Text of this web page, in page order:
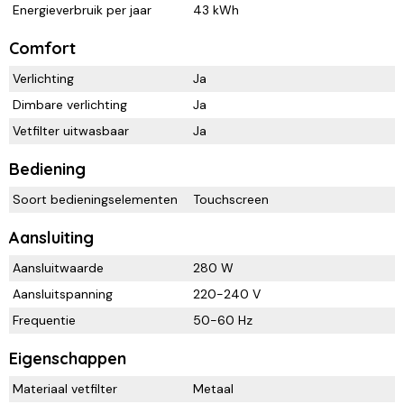
Energieverbruik per jaar 43 kWh
Comfort
Verlichting
Ja
Dimbare verlichting
Ja
Vetfilter uitwasbaar
Ja
Bediening
Soort bedieningselementen Touchscreen
Aansluiting
Aansluitwaarde
280 W
Aansluitspanning
220-240 V
Frequentie
50-60 Hz
Eigenschappen
Materiaal vetfilter Metaal